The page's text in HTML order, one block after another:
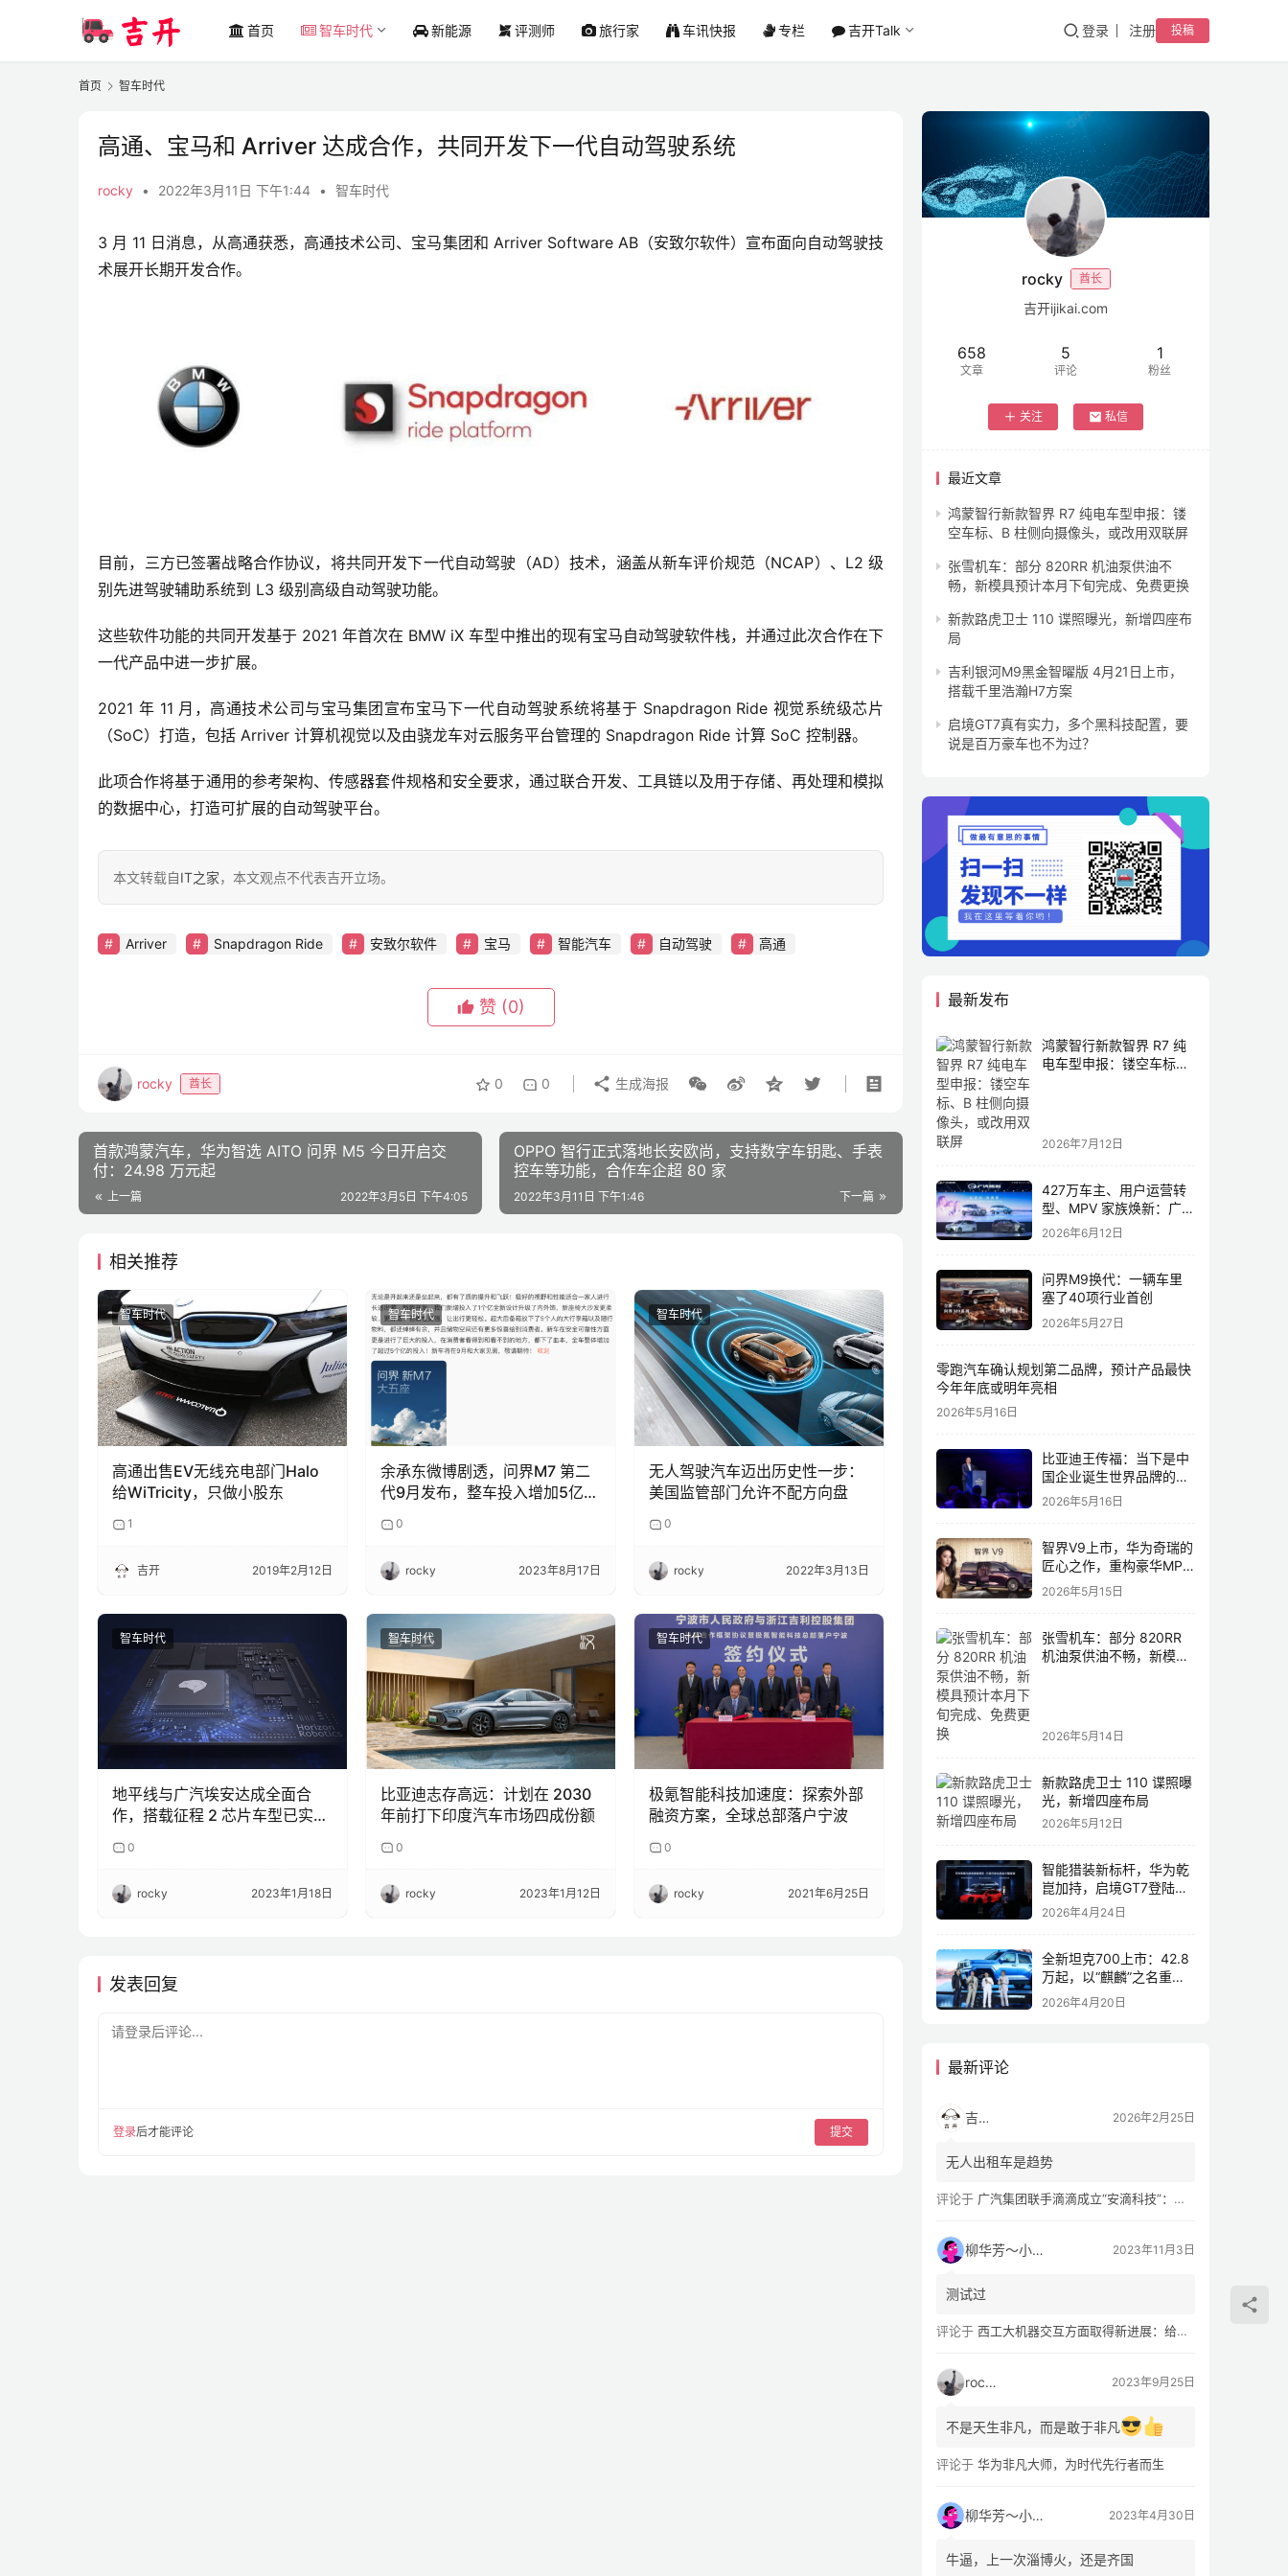
首页 智车时代 新能源 评测师 旅行家 车讯快报 专栏 吉开Talk 登录 注册 投稿
首页 智车时代
高通、宝马和 Arriver 达成合作，共同开发下一代自动驾驶系统
rocky • 2022年3月11日 下午1:44 • 智车时代
3 月 11 日消息，从高通获悉，高通技术公司、宝马集团和 Arriver Software AB（安致尔软件）宣布面向自动驾驶技
术展开长期开发合作。
目前，三方已签署战略合作协议， 将共同开发下一代自动驾驶（AD）技术，涵盖从新车评价规范（NCAP）、L2 级
别先进驾驶辅助系统到 L3 级别高级自动驾驶功能。
这些软件功能的共同开发基于 2021 年首次在 BMW iX 车型中推出的现有宝马自动驾驶软件栈，并通过此次合作在下
一代产品中进一步扩展。
2021 年 11 月，高通技术公司与宝马集团宣布宝马下一代自动驾驶系统将基于 Snapdragon Ride 视觉系统级芯片
（SoC）打造，包括 Arriver 计算机视觉以及由骁龙车对云服务平台管理的 Snapdragon Ride 计算 SoC 控制器。
此项合作将基于通用的参考架构、传感器套件规格和安全要求，通过联合开发、工具链以及用于存储、再处理和模拟
的数据中心，打造可扩展的自动驾驶平台。
本文转载自IT之家，本文观点不代表吉开立场。
Arriver Snapdragon Ride 安致尔软件 宝马 智能汽车 自动驾驶 高通
赞 (0)
rocky 酋长 0 0 生成海报
首款鸿蒙汽车，华为智选 AITO 问界 M5 今日开启交
付：24.98 万元起
上一篇 2022年3月5日 下午4:05
OPPO 智行正式落地长安欧尚，支持数字车钥匙、手表
控车等功能，合作车企超 80 家
下一篇
2022年3月11日 下午1:46
相关推荐
智车时代
高通出售EV无线充电部门Halo
给WiTricity，只做小股东
1
吉开 2019年2月12日
智车时代
余承东微博剧透，问界M7 第二
代9月发布，整车投入增加5亿，
性
0
rocky 2023年8月17日
智车时代
无人驾驶汽车迈出历史性一步：
美国监管部门允许不配方向盘
0
rocky 2022年3月13日
智车时代
地平线与广汽埃安达成全面合
作，搭载征程 2 芯片车型已实现
0
rocky 2023年1月18日
智车时代
比亚迪志存高远：计划在 2030
年前打下印度汽车市场四成份额
0
rocky 2023年1月12日
智车时代
极氪智能科技加速度：探索外部
融资方案，全球总部落户宁波
0
rocky 2021年6月25日
发表回复
请登录后评论...
登录后才能评论 提交
rocky 酋长
吉开ijikai.com
658
文章
5
评论
1
粉丝
关注 私信
最近文章
鸿蒙智行新款智界 R7 纯电车型申报：镂
空车标、B 柱侧向摄像头，或改用双联屏
张雪机车：部分 820RR 机油泵供油不
畅，新模具预计本月下旬完成、免费更换
新款路虎卫士 110 谍照曝光，新增四座布
局
吉利银河M9黑金智曜版 4月21日上市，
搭载千里浩瀚H7方案
启境GT7真有实力，多个黑科技配置，要
说是百万豪车也不为过？
最新发布
鸿蒙智行新款智界 R7 纯
电车型申报：镂空车标、
2026年7月12日
427万车主、用户运营转
型、MPV 家族焕新：广汽
传祺书写新传奇
2026年6月12日
问界M9换代：一辆车里
塞了40项行业首创
2026年5月27日
零跑汽车确认规划第二品牌，预计产品最快
今年年底或明年亮相
2026年5月16日
比亚迪王传福：当下是中
国企业诞生世界品牌的最
佳历史机遇，尤其是制造
2026年5月16日
智界V9上市，华为奇瑞的
匠心之作，重构豪华MPV
市场格局
2026年5月15日
张雪机车：部分 820RR
机油泵供油不畅，新模具
2026年5月14日
新款路虎卫士 110 谍照曝
光，新增四座布局
2026年5月12日
智能猎装新标杆，华为乾
崑加持，启境GT7登陆
2026北京车展
2026年4月24日
全新坦克700上市：42.8
万起，以“麒麟”之名重塑
全域豪华
2026年4月20日
最新评论
吉开 2026年2月25日
无人出租车是趋势
评论于 广汽集团联手滴滴成立“安滴科技”：加速 L4 级 Robotaxi 量产
柳华芳～小芳侠 2023年11月3日
测试过
评论于 西工大机器交互方面取得新进展：给无人机“装上大脑、建立群聊”
rocky 2023年9月25日
不是天生非凡，而是敢于非凡
评论于 华为非凡大师，为时代先行者而生
柳华芳～小芳侠 2023年4月30日
牛逼，上一次淄博火，还是齐国